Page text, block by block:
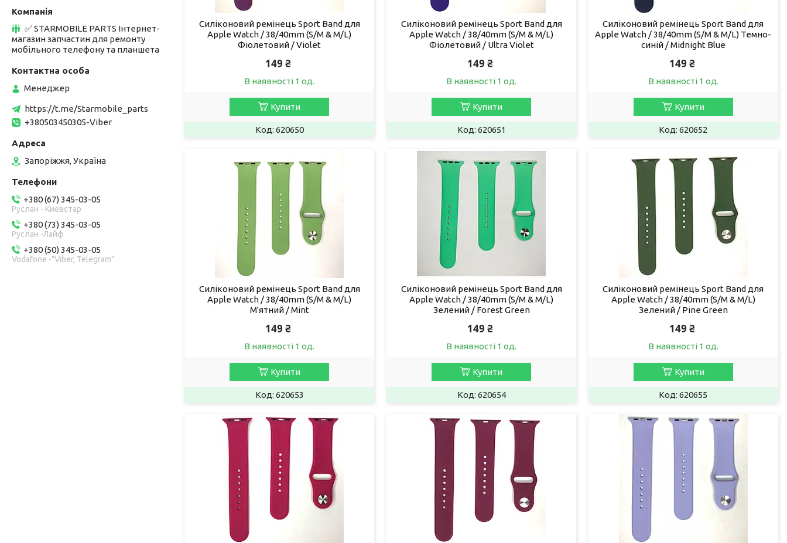
Силіконовий ремінець Sport Band для
Apple Watch / 38/40mm (S/M & M/L)
Фіолетовий / Violet
149 ₴
В наявності 1 од.
Купити
620650
Силіконовий ремінець Sport Band для
Apple Watch / 38/40mm (S/M & M/L)
Фіолетовий / Ultra Violet
149 ₴
В наявності 1 од.
Купити
620651
Силіконовий ремінець Sport Band для
Apple Watch / 38/40mm (S/M & M/L) Темно-
синій / Midnight Blue
149 ₴
В наявності 1 од.
Купити
620652
Силіконовий ремінець Sport Band для
Apple Watch / 38/40mm (S/M & M/L)
М'ятний / Mint
149 ₴
В наявності 1 од.
Купити
620653
Силіконовий ремінець Sport Band для
Apple Watch / 38/40mm (S/M & M/L)
Зелений / Forest Green
149 ₴
В наявності 1 од.
Купити
620654
Силіконовий ремінець Sport Band для
Apple Watch / 38/40mm (S/M & M/L)
Зелений / Pine Green
149 ₴
В наявності 1 од.
Купити
620655
✅ STARMOBILE PARTS Інтернет-
магазин запчастин для ремонту
мобільного телефону та планшета
Менеджер
https://t.me/Starmobile_parts
+380503450305-Viber
Запоріжжя, Україна
+380 (67) 345-03-05
Руслан - Киевстар
+380 (73) 345-03-05
Руслан -Лайф
+380 (50) 345-03-05
Vodafone -"Viber, Telegram"